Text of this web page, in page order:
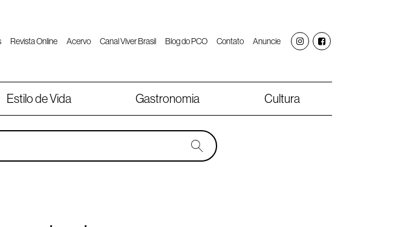
Revista Online Acervo Canal Viver Brasil Blog do PCO Contato Anuncie
Estilo de Vida Gastronomia Cultura